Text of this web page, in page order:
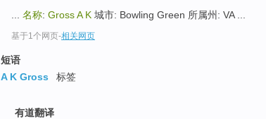
名称: Gross A K 城市: Bowling Green 所属州: VA ...
基于1个网页-相关网页
短语
A K Gross
标签
有道翻译